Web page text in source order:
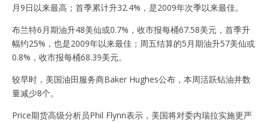
月9日以来最高；首季累计升32.4%，是2009年次季以来最佳。
布兰特6月期油升48美仙或0.7%，收市报每桶67.58美元，首季升
幅约25%，也是2009年以来最佳；周五结算的5月期油升57美仙或
0.8%，收市报每桶68.39美元。
较早时，美国油田服务商Baker Hughes公布，本周活跃钻油井数
量减少8个。
Price期货高级分析员Phil Flynn表示，美国将对委内瑞拉实施更严